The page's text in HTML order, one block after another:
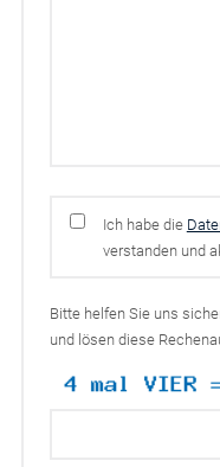
Ich habe die
verstanden und
Bitte helfen Sie uns
und lösen diese